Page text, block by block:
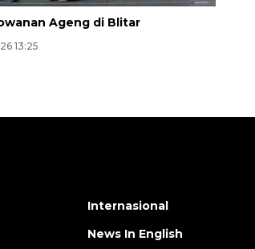
Ageng di Blitar
13:25
Internasional
News In English